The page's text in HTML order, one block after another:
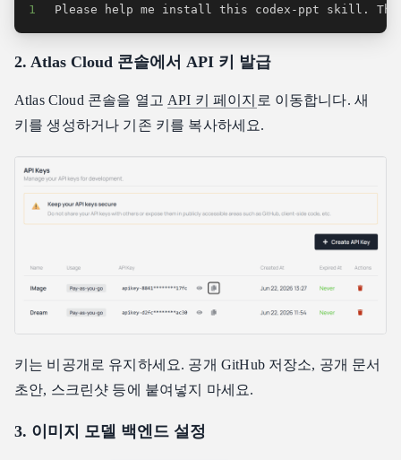
1 Please help me install this codex-ppt skill.
2. Atlas Cloud 콘솔에서 API 키 발급
Atlas Cloud 콘솔을 열고 API 키 페이지 로 이동합니다. 새
키를 생성하거나 기존 키를 복사하세요.
키는 비공개로 유지하세요. 공개 GitHub 저장소, 공개 문서
초안, 스크린샷 등에 붙여넣지 마세요.
3. 이미지 모델 백엔드 설정